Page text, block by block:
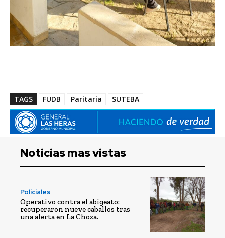
TAGS FUDB Paritaria SUTEBA
Noticias mas vistas
Policiales
Operativo contra el abigeato:
recuperaron nueve caballos tras
una alerta en La Choza.